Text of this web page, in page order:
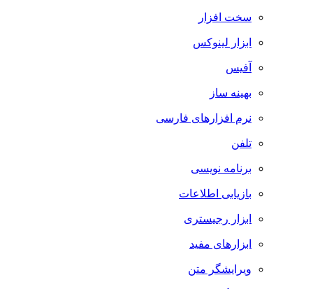
سخت افزار
ابزار لینوکس
آفیس
بهینه ساز
نرم افزارهای فارسی
تلفن
برنامه نویسی
بازیابی اطلاعات
ابزار رجیستری
ابزارهای مفید
ویرایشگر متن